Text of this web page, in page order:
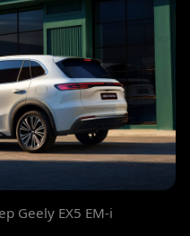
Geely EX5 EM-i